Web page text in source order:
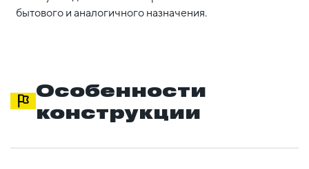
бытового и аналогичного назначения.
Особенности
конструкции